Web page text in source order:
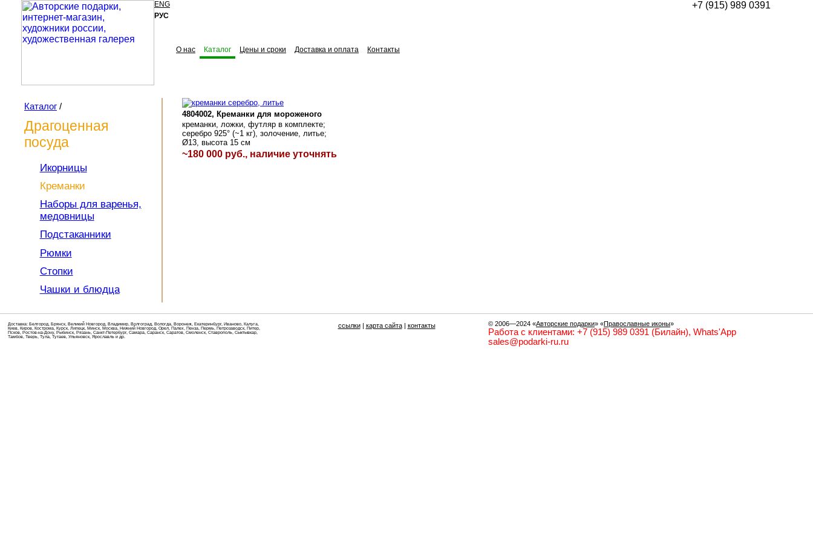
ENG
РУС
+7 (915) 989 0391
О нас Каталог Цены и сроки Доставка и оплата Контакты
Каталог /
Драгоценная
посуда
Икорницы
Креманки
Наборы для варенья,
медовницы
Подстаканники
Рюмки
Стопки
Чашки и блюдца
4804002, Креманки для мороженого
креманки, ложки, футляр в комплекте;
серебро 925° (~1 кг), золочение, литье;
Ø13, высота 15 см
~180 000 руб., наличие уточнять
Доставка: Белгород, Брянск, Великий Новгород, Владимир, Волгоград, Вологда, Воронеж, Екатеринбург, Иваново, Калуга,
Киев, Киров, Кострома, Курск, Липецк, Минск, Москва, Нижний Новгород, Орел, Палех, Пенза, Пермь, Петрозаводск, Питер,
Псков, Ростов-на-Дону, Рыбинск, Рязань, Санкт-Петербург, Самара, Саранск, Саратов, Смоленск, Ставрополь, Сыктывкар,
Тамбов, Тверь, Тула, Тутаев, Ульяновск, Ярославль и др.
ссылки| карта сайта| контакты © 2006—2024 «Авторские подарки» «Православные иконы»
Работа с клиентами: +7 (915) 989 0391 (Билайн), Whats'App
sales@podarki-ru.ru